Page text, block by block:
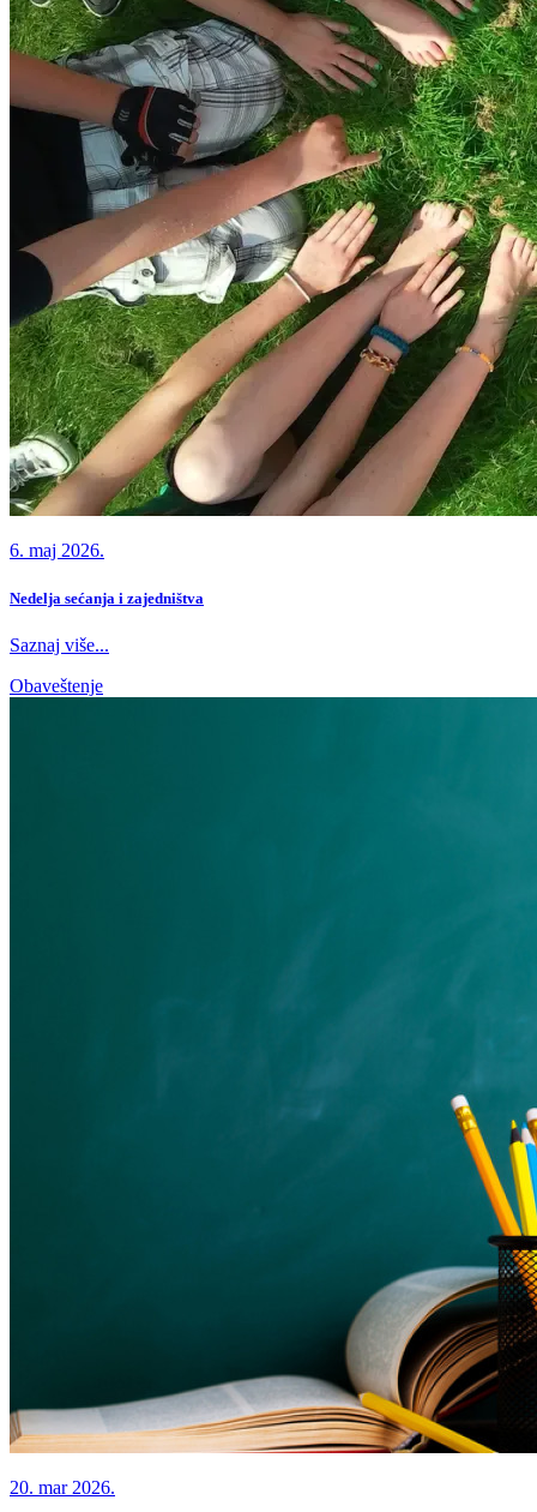
6. maj 2026.
Nedelja sećanja i zajedništva
Saznaj više...
Obaveštenje
20. mar 2026.